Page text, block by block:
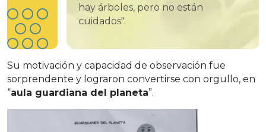
hay árboles, pero no están
cuidados".
Su motivación y capacidad de observación fue
sorprendente y lograron convertirse con orgullo, en
“aula guardiana del planeta”.